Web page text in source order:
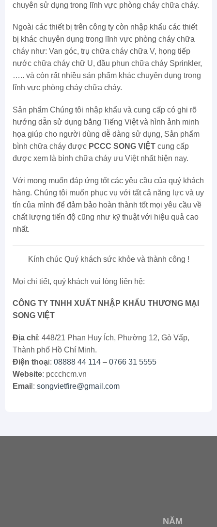
chuyên sử dụng trong lĩnh vực phòng cháy chữa cháy.
Ngoài các thiết bị trên công ty còn nhập khẩu các thiết
bị khác chuyên dụng trong lĩnh vực phòng cháy chữa
cháy như: Van góc, trụ chữa cháy chữa V, họng tiếp
nước chữa cháy chữ U, đầu phun chữa cháy Sprinkler,
….. và còn rất nhiều sản phẩm khác chuyên dụng trong
lĩnh vực phòng cháy chữa cháy.
Sản phẩm Chúng tôi nhập khẩu và cung cấp có ghi rõ
hướng dẫn sử dụng bằng Tiếng Việt và hình ảnh minh
họa giúp cho người dùng dễ dàng sử dụng, Sản phẩm
bình chữa cháy được PCCC SONG VIỆTcung cấp
được xem là bình chữa cháy ưu Việt nhất hiện nay.
Với mong muốn đáp ứng tốt các yêu cầu của quý khách
hàng. Chúng tôi muốn phục vụ với tất cả năng lực và uy
tín của mình để đảm bảo hoàn thành tốt mọi yêu cầu về
chất lượng tiến độ cũng như kỹ thuật với hiệu quả cao
nhất.
Kính chúc Quý khách sức khỏe và thành công !
Mọi chi tiết, quý khách vui lòng liên hệ:
CÔNG TY TNHH XUẤT NHẬP KHẨU THƯƠNG MẠI
SONG VIỆT
Địa chỉ: 448/21 Phan Huy Ích, Phường 12, Gò Vấp,
Thành phố Hồ Chí Minh.
Điện thoại: 08888 44 114– 0766 31 5555
Website: pccchcm.vn
Email: songvietfire@gmail.com
NĂM